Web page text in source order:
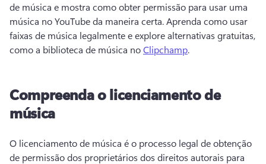
de música e mostra como obter permissão para usar uma
música no YouTube da maneira certa. Aprenda como usar
faixas de música legalmente e explore alternativas gratuitas,
como a biblioteca de música no Clipchamp.
Compreenda o licenciamento de
música
O licenciamento de música é o processo legal de obtenção
de permissão dos proprietários dos direitos autorais para